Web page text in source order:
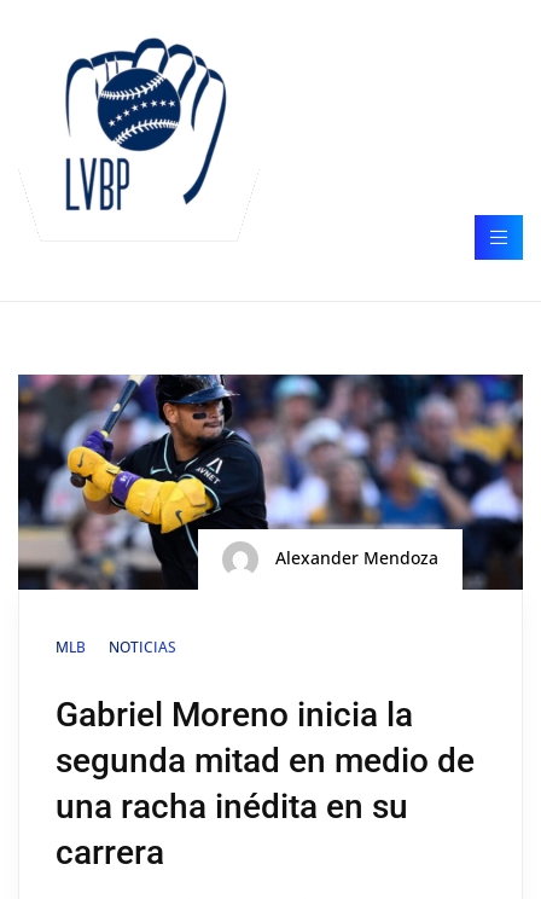
Alexander Mendoza
MLB NOTICIAS
Gabriel Moreno inicia la
segunda mitad en medio de
una racha inédita en su
carrera